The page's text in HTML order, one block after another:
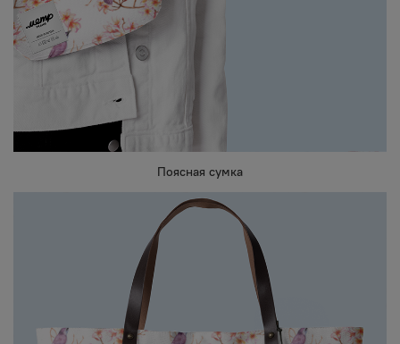
Поясная сумка